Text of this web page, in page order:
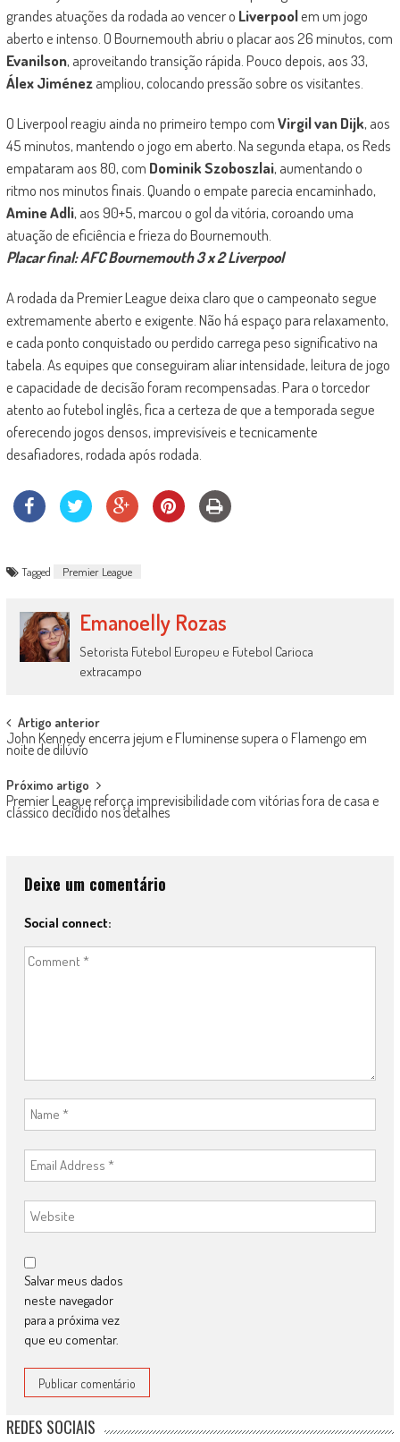
grandes atuações da rodada ao vencer o Liverpoolem um jogo
aberto e intenso. O Bournemouth abriu o placar aos 26 minutos, com
Evanilson, aproveitando transição rápida. Pouco depois, aos 33,
Álex Jiménezampliou, colocando pressão sobre os visitantes.
O Liverpool reagiu ainda no primeiro tempo comVirgil van Dijk, aos
45 minutos, mantendo o jogo em aberto. Na segunda etapa, os Reds
empataram aos 80, com Dominik Szoboszlai, aumentando o
ritmo nos minutos finais. Quando o empate parecia encaminhado,
Amine Adli, aos 90+5, marcou o gol da vitória, coroando uma
atuação de eficiência e frieza do Bournemouth.
Placar final: AFC Bournemouth 3 x 2 Liverpool
A rodada da Premier League deixa claro que o campeonato segue
extremamente aberto e exigente. Não há espaço para relaxamento,
e cada ponto conquistado ou perdido carrega peso significativo na
tabela. As equipes que conseguiram aliar intensidade, leitura de jogo
e capacidade de decisão foram recompensadas. Para o torcedor
atento ao futebol inglês, fica a certeza de que a temporada segue
oferecendo jogos densos, imprevisíveis e tecnicamente
desafiadores, rodada após rodada.
Tagged Premier League
Emanoelly Rozas
Setorista Futebol Europeu e Futebol Carioca
extracampo
Post
navigation
Artigo anterior
John Kennedy encerra jejum e Fluminense supera o Flamengo em
noite de dilúvio
Próximo artigo
Premier League reforça imprevisibilidade com vitórias fora de casa e
clássico decidido nos detalhes
Deixe um comentário
Social connect:
Salvar meus dados
neste navegador
para a próxima vez
que eu comentar.
REDES SOCIAIS